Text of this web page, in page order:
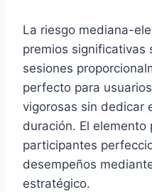
La riesgo mediana-
premios significativas
sesiones
perfecto para
vigorosas sin dedicar
duración. El elemento
participantes
desempeños
estratégico.